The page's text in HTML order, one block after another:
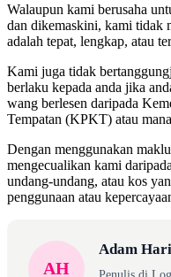
Walaupun kami berusaha
dan dikemaskini, kami tidak
adalah tepat, lengkap, atau
Kami juga tidak
berlaku kepada anda jika
wang berlesen daripada
Tempatan (KPKT) atau
Dengan menggunakan
mengecualikan kami
undang-undang, atau kos
penggunaan atau
AH
Adam
Penulis di